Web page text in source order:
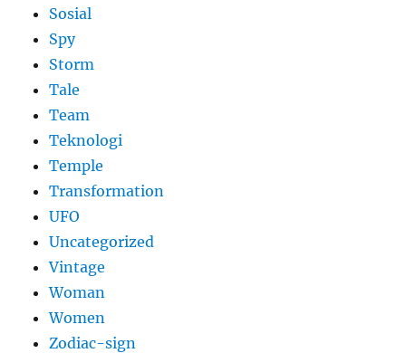
Sosial
Spy
Storm
Tale
Team
Teknologi
Temple
Transformation
UFO
Uncategorized
Vintage
Woman
Women
Zodiac-sign